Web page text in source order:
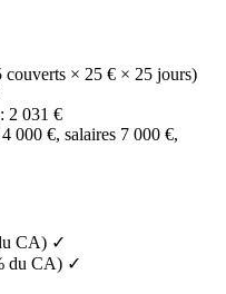
× 25 € × 25 jours)
2 031 €
000 €, salaires 7 000 €,
CA) ✓
du CA) ✓